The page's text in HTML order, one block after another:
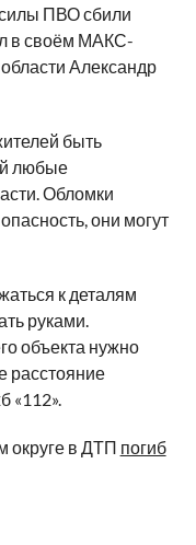
ПВО сбили
в своём МАКС-
Александр
быть
любые
Обломки
они могут
к деталям
руками.
объекта нужно
расстояние
«112».
округе в ДТП погиб